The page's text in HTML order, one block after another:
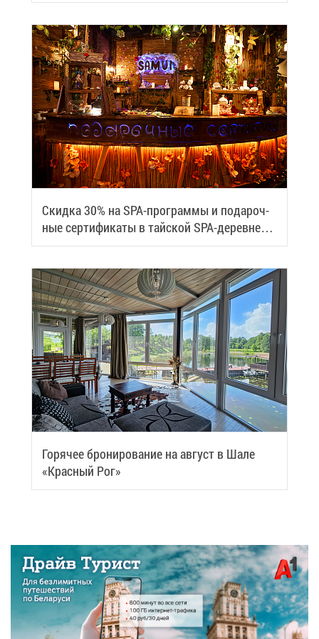
Скид­ка 30% на SPA-про­грам­мы и по­да­роч­
ные сер­ти­фи­ка­ты в тай­ской SPA-де­ревне
Samui
Го­ря­чее бро­ни­ро­ва­ние на ав­густ в Ша­ле
«Крас­ный Рог»